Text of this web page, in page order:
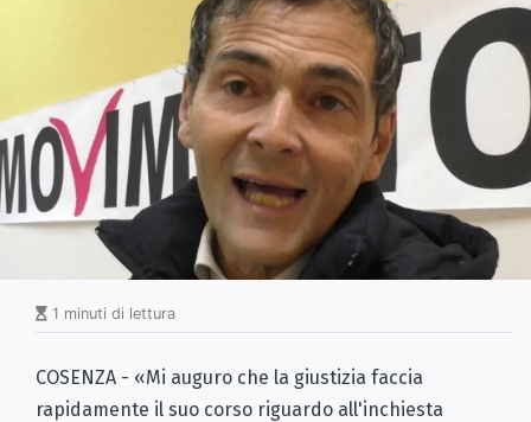
1 minuti di lettura
COSENZA - «Mi auguro che la giustizia faccia
rapidamente il suo corso riguardo all'inchiesta